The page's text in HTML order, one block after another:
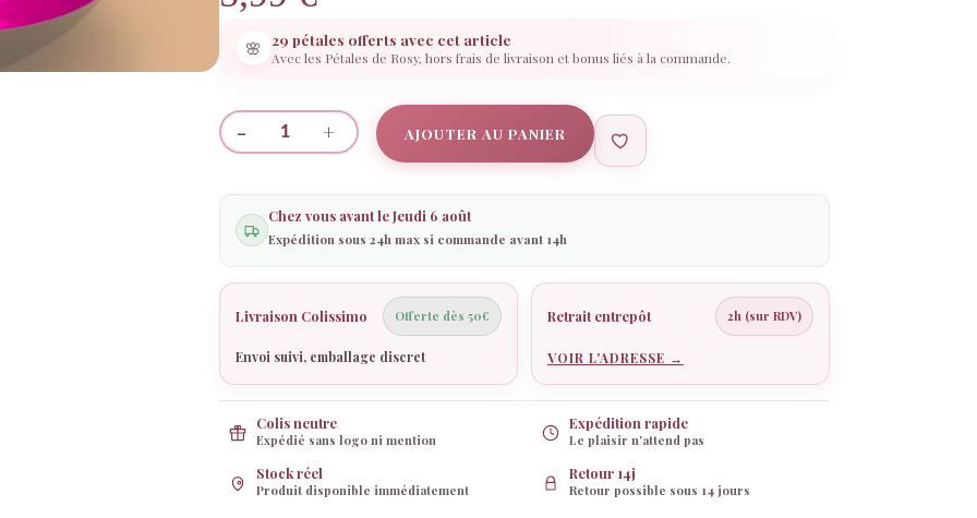
🌸 29 pétales offerts avec cet article
Avec les Pétales de Rosy, hors frais de livraison et bonus liés à la commande.
-
quantité
Sonnette
"Envie
de
Sexxxe"
+ AJOUTER AU PANIER
Chez vous avant leJeudi 6 août
Expédition sous 24h max si commande avant 14h
Livraison Colissimo Offerte dès 50€
Envoi suivi, emballage discret
Retrait entrepôt 2h (sur RDV)
VOIR L'ADRESSE →
Colis neutre
Expédié sans logo ni mention
Expédition rapide
Le plaisir n'attend pas
Stock réel
Produit disponible immédiatement
Retour 14j
Retour possible sous 14 jours